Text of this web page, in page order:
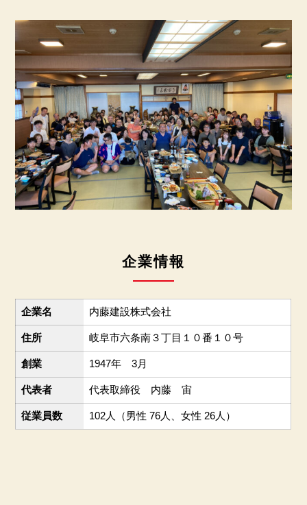
企業情報
企業名 内藤建設株式会社
住所 岐阜市六条南３丁目１０番１０号
創業 1947年 3月
代表者 代表取締役 内藤 宙
従業員数 102人（男性 76人、女性 26人）